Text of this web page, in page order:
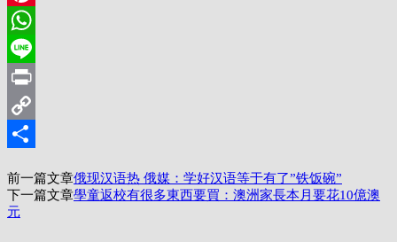
Pinterest
WhatsApp
Line
Print
Copy
享
前一篇文章俄现汉语热 俄媒：学好汉语等于有了”铁饭碗”
下一篇文章學童返校有很多東西要買：澳洲家長本月要花10億澳
元